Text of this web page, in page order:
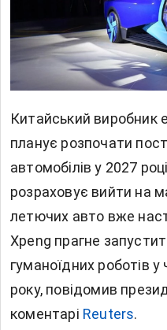
Китайський виробник
планує розпочати
автомобілів у 2027
розраховує вийти на
летючих авто вже
Xpeng прагне
гуманоїдних роботів
року, повідомив
коментарі Reuters.